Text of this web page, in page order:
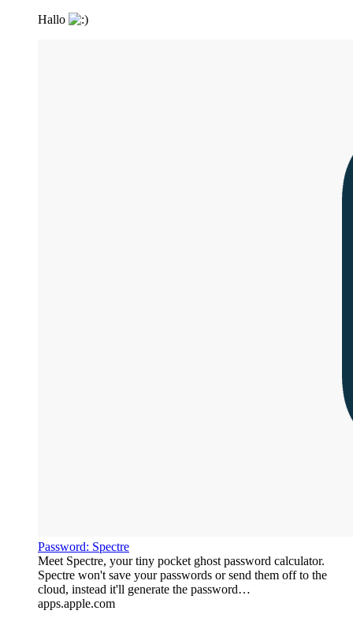
Hallo
‎Password: Spectre
‎Meet Spectre, your tiny pocket ghost password calculator.
Spectre won't save your passwords or send them off to the
cloud, instead it'll generate the password…
apps.apple.com